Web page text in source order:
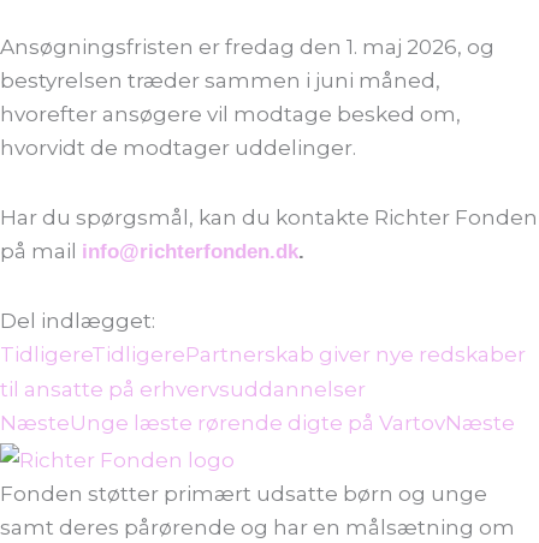
Ansøgningsfristen er fredag den 1. maj 2026, og
bestyrelsen træder sammen i juni måned,
hvorefter ansøgere vil modtage besked om,
hvorvidt de modtager uddelinger.
Har du spørgsmål, kan du kontakte Richter Fonden
på mail info@richterfonden.dk.
Del indlægget:
TidligereTidligerePartnerskab giver nye redskaber
til ansatte på erhvervsuddannelser
NæsteUnge læste rørende digte på VartovNæste
Fonden støtter primært udsatte børn og unge
samt deres pårørende og har en målsætning om